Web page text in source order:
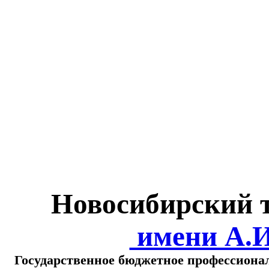
Новосибирский
имени
Государственное бюджетное